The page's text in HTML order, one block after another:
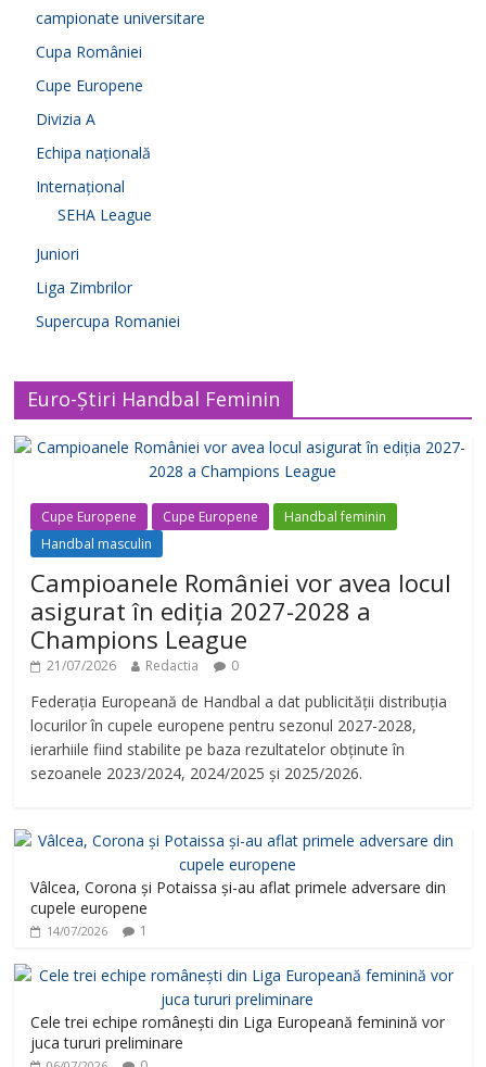
campionate universitare
Cupa României
Cupe Europene
Divizia A
Echipa națională
Internațional
SEHA League
Juniori
Liga Zimbrilor
Supercupa Romaniei
Euro-Știri Handbal Feminin
Cupe Europene Cupe Europene
Handbal feminin
Handbal masculin
Campioanele României vor avea locul
asigurat în ediția 2027-2028 a
Champions League
21/07/2026 Redactia 0
Federația Europeană de Handbal a dat publicității distribuția
locurilor în cupele europene pentru sezonul 2027-2028,
ierarhiile fiind stabilite pe baza rezultatelor obținute în
sezoanele 2023/2024, 2024/2025 și 2025/2026.
Vâlcea, Corona și Potaissa și-au aflat primele adversare din
cupele europene
14/07/2026 1
Cele trei echipe românești din Liga Europeană feminină vor
juca tururi preliminare